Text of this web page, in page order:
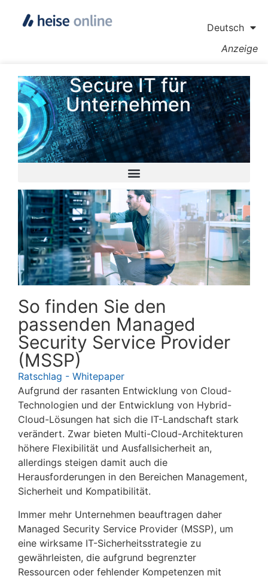
Deutsch
Anzeige
Secure IT für
Unternehmen
So finden Sie den
passenden Managed
Security Service Provider
(MSSP)
Ratschlag - Whitepaper
Aufgrund der rasanten Entwicklung von Cloud-
Technologien und der Entwicklung von Hybrid-
Cloud-Lösungen hat sich die IT-Landschaft stark
verändert. Zwar bieten Multi-Cloud-Architekturen
höhere Flexibilität und Ausfallsicherheit an,
allerdings steigen damit auch die
Herausforderungen in den Bereichen Management,
Sicherheit und Kompatibilität.
Immer mehr Unternehmen beauftragen daher
Managed Security Service Provider (MSSP), um
eine wirksame IT-Sicherheitsstrategie zu
gewährleisten, die aufgrund begrenzter
Ressourcen oder fehlender Kompetenzen mit